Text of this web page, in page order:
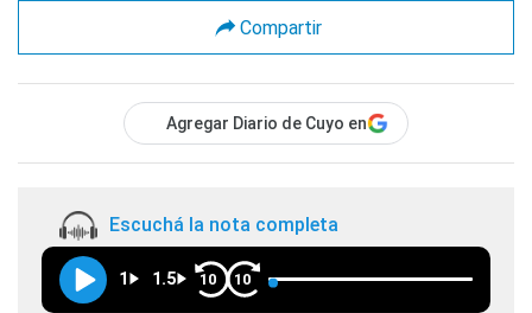
Compartir
Agregar Diario de Cuyo en
Escuchá la nota completa
1 1.5 10 10